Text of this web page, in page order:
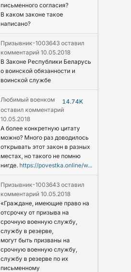
письменного согласия?
В каком законе такое
написано?
Призывник-1003643 оставил
комментарий 10.05.2018
В Законе Республики Беларусь
о воинской обязанности и
воинской службе
Любимый военком
14.74K
оставил комментарий
10.05.2018
А более конкретную цитату
можно? Много раз доводилось
открывать этот закон в разных
местах, но такого не помню
нигде. https://povestka.online/w...
Призывник-1003643 оставил
комментарий 10.05.2018
«Граждане, имеющие право на
отсрочку от призыва на
срочную военную службу,
службу в резерве,
могут быть призваны на
срочную военную службу,
службу в резерве по их
письменному